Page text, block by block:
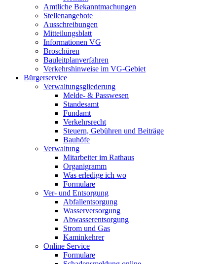
Amtliche Bekanntmachungen
Stellenangebote
Ausschreibungen
Mitteilungsblatt
Informationen VG
Broschüren
Bauleitplanverfahren
Verkehrshinweise im VG-Gebiet
Bürgerservice
Verwaltungsgliederung
Melde- & Passwesen
Standesamt
Fundamt
Verkehrsrecht
Steuern, Gebühren und Beiträge
Bauhöfe
Verwaltung
Mitarbeiter im Rathaus
Organigramm
Was erledige ich wo
Formulare
Ver- und Entsorgung
Abfallentsorgung
Wasserversorgung
Abwasserentsorgung
Strom und Gas
Kaminkehrer
Online Service
Formulare